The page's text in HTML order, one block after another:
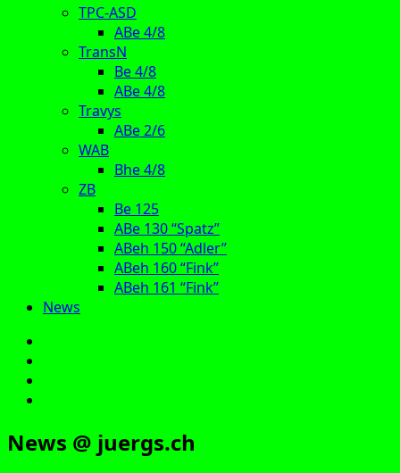
TPC-ASD
ABe 4/8
TransN
Be 4/8
ABe 4/8
Travys
ABe 2/6
WAB
Bhe 4/8
ZB
Be 125
ABe 130 “Spatz”
ABeh 150 “Adler”
ABeh 160 “Fink”
ABeh 161 “Fink”
News
News @ juergs.ch